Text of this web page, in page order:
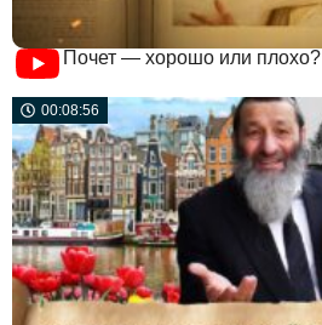
Почет — хорошо или плохо?
00:08:56